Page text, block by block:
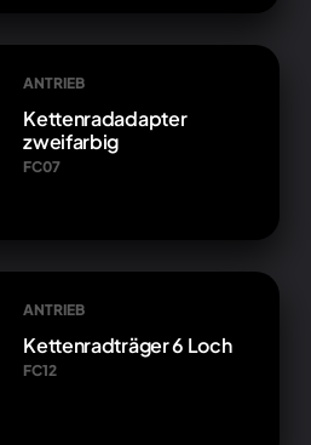
ANTRIEB
Kettenradadapter
zweifarbig
FC07
ANTRIEB
Kettenradträger 6 Loch
FC12